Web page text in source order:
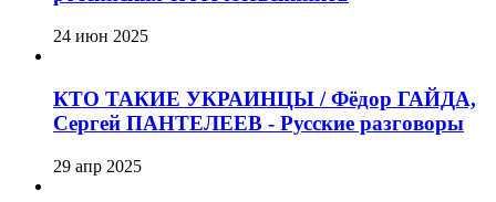
24 июн 2025
КТО ТАКИЕ УКРАИНЦЫ / Фёдор ГАЙДА,
Сергей ПАНТЕЛЕЕВ - Русские разговоры
29 апр 2025